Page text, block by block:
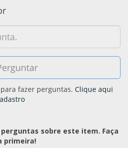
fazer perguntas. Clique aqui
sobre este item. Faça
primeira!